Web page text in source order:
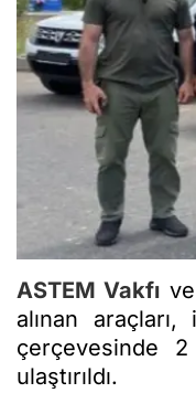
ASTEM Vakfı
alınan
çerçevesinde
ulaştırıldı.